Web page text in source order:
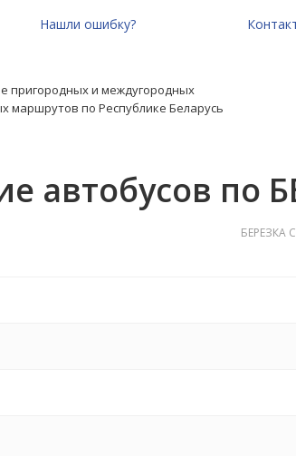
Нашли ошибку?
пригородных и междугородных
маршрутов по Республике Беларусь
автобусов по
БЕРЕЗКА